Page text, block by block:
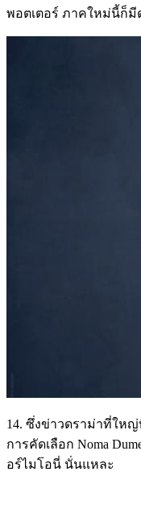
พอตเตอร์ ภาคใหม่นี้ก็
14. ซึ่งข่าวดราม่าที่ให
การคัดเลือก Noma
อร์ไมโอนี่ นั่นแหละ